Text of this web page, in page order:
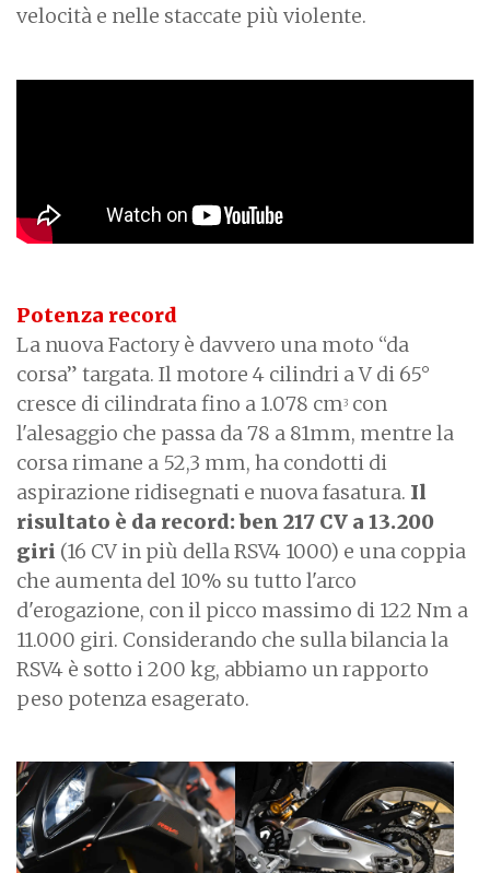
velocità e nelle staccate più violente.
Potenza record
La nuova Factory è davvero una moto “da
corsa” targata. Il motore 4 cilindri a V di 65°
cresce di cilindrata fino a 1.078 cm3 con
l'alesaggio che passa da 78 a 81mm, mentre la
corsa rimane a 52,3 mm, ha condotti di
aspirazione ridisegnati e nuova fasatura. Il
risultato è da record: ben 217 CV a 13.200
giri (16 CV in più della RSV4 1000) e una coppia
che aumenta del 10% su tutto l'arco
d'erogazione, con il picco massimo di 122 Nm a
11.000 giri. Considerando che sulla bilancia la
RSV4 è sotto i 200 kg, abbiamo un rapporto
peso potenza esagerato.